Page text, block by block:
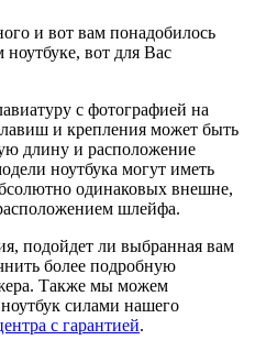
и вот вам понадобилось
вот для Вас
с фотографией на
и крепления может быть
длину и расположение
ноутбука могут иметь
одинаковых внешне,
шлейфа.
подойдет ли выбранная вам
более подробную
Также мы можем
силами нашего
с гарантией.